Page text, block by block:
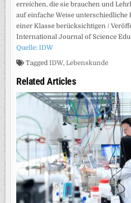
erreichen, die sie brauchen und
auf einfache Weise unterschiedliche
einer Klasse berücksichtigen /
International Journal of Science
Quelle: IDW
TaggedIDW,Lebenskunde
Related Articles